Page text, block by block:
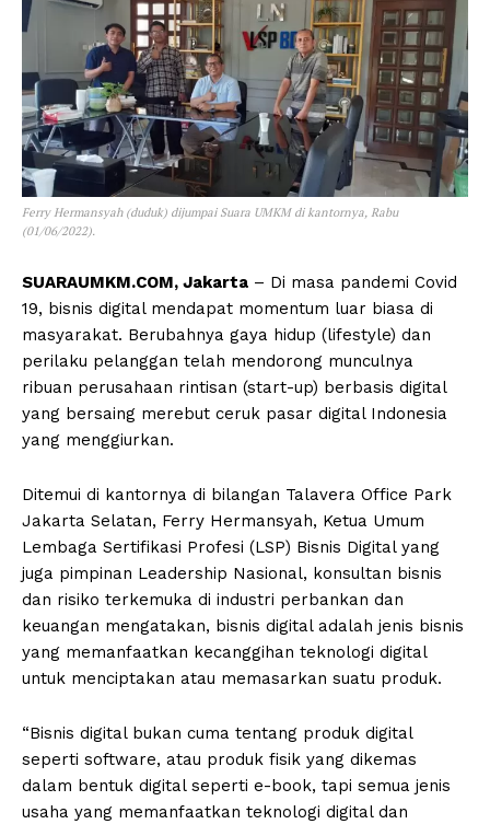
Ferry Hermansyah (duduk) dijumpai Suara UMKM di kantornya, Rabu
(01/06/2022).
SUARAUMKM.COM, Jakarta – Di masa pandemi Covid
19, bisnis digital mendapat momentum luar biasa di
masyarakat. Berubahnya gaya hidup (lifestyle) dan
perilaku pelanggan telah mendorong munculnya
ribuan perusahaan rintisan (start-up) berbasis digital
yang bersaing merebut ceruk pasar digital Indonesia
yang menggiurkan.
Ditemui di kantornya di bilangan Talavera Office Park
Jakarta Selatan, Ferry Hermansyah, Ketua Umum
Lembaga Sertifikasi Profesi (LSP) Bisnis Digital yang
juga pimpinan Leadership Nasional, konsultan bisnis
dan risiko terkemuka di industri perbankan dan
keuangan mengatakan, bisnis digital adalah jenis bisnis
yang memanfaatkan kecanggihan teknologi digital
untuk menciptakan atau memasarkan suatu produk.
“Bisnis digital bukan cuma tentang produk digital
seperti software, atau produk fisik yang dikemas
dalam bentuk digital seperti e-book, tapi semua jenis
usaha yang memanfaatkan teknologi digital dan